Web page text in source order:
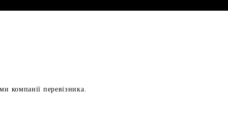
компанії перевізника.